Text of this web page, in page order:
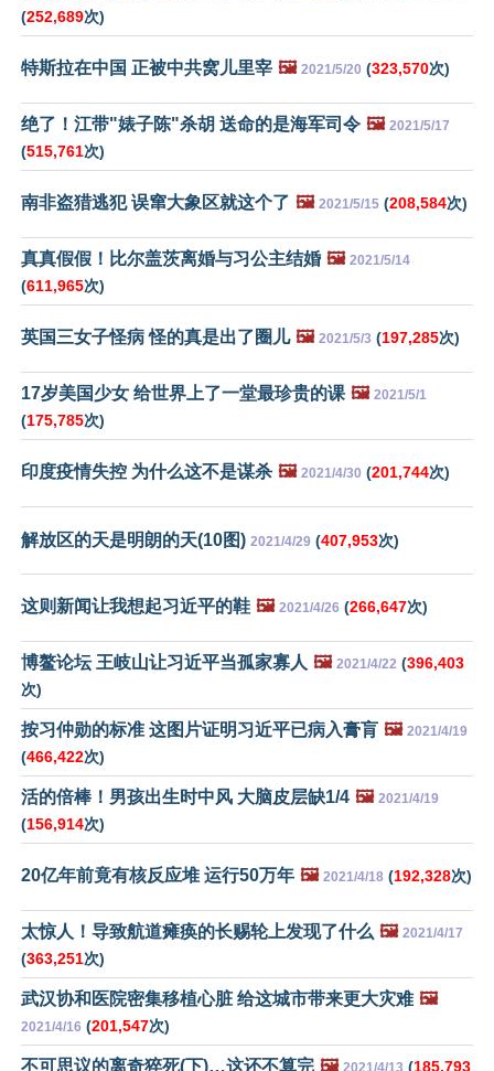
(252,689次)
特斯拉在中国 正被中共窝儿里宰 🖼️ 2021/5/20 (323,570次)
绝了！江带"婊子陈"杀胡 送命的是海军司令 🖼️ 2021/5/17
(515,761次)
南非盗猎逃犯 误窜大象区就这个了 🖼️ 2021/5/15 (208,584次)
真真假假！比尔盖茨离婚与习公主结婚 🖼️ 2021/5/14
(611,965次)
英国三女子怪病 怪的真是出了圈儿 🖼️ 2021/5/3 (197,285次)
17岁美国少女 给世界上了一堂最珍贵的课 🖼️ 2021/5/1
(175,785次)
印度疫情失控 为什么这不是谋杀 🖼️ 2021/4/30 (201,744次)
解放区的天是明朗的天(10图) 2021/4/29 (407,953次)
这则新闻让我想起习近平的鞋 🖼️ 2021/4/26 (266,647次)
博鳌论坛 王岐山让习近平当孤家寡人 🖼️ 2021/4/22 (396,403
次)
按习仲勋的标准 这图片证明习近平已病入膏肓 🖼️ 2021/4/19
(466,422次)
活的倍棒！男孩出生时中风 大脑皮层缺1/4 🖼️ 2021/4/19
(156,914次)
20亿年前竟有核反应堆 运行50万年 🖼️ 2021/4/18 (192,328次)
太惊人！导致航道瘫痪的长赐轮上发现了什么 🖼️ 2021/4/17
(363,251次)
武汉协和医院密集移植心脏 给这城市带来更大灾难 🖼️
2021/4/16 (201,547次)
不可思议的离奇猝死(下)…这还不算完 🖼️ 2021/4/13 (185,793